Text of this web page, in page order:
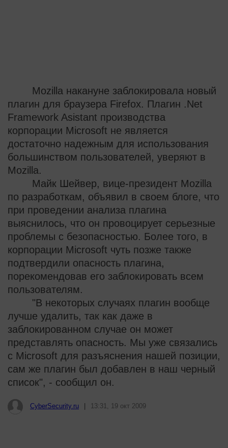
Mozilla накануне заблокировала новый
плагин для браузера Firefox. Плагин .Net
Framework Asistant производства
корпорации Microsoft не является
достаточно надежным для использования
большинством пользователей, уверяют в
Mozilla.
Майк Шейвер, вице-президент Mozilla
по разработкам, объявил в своем блоге, что
при проведении анализа плагина
выяснилось, что он провоцирует серьезные
проблемы с безопасностью. Более того, в
корпорации Microsoft чуть позже также
подтвердили опасность плагина,
порекомендовав его заблокировать всем
пользователям.
"В некоторых случаях плагин вообще
лучше удалить, так как даже в
заблокированном случае он может
представлять опасность. Мы уже связались
с Microsoft для разъяснения нашей позиции,
сам же плагин был добавлен в наш черный
список", - сообщил он.
CyberSecurity.ru 13:31, 19 окт 2009